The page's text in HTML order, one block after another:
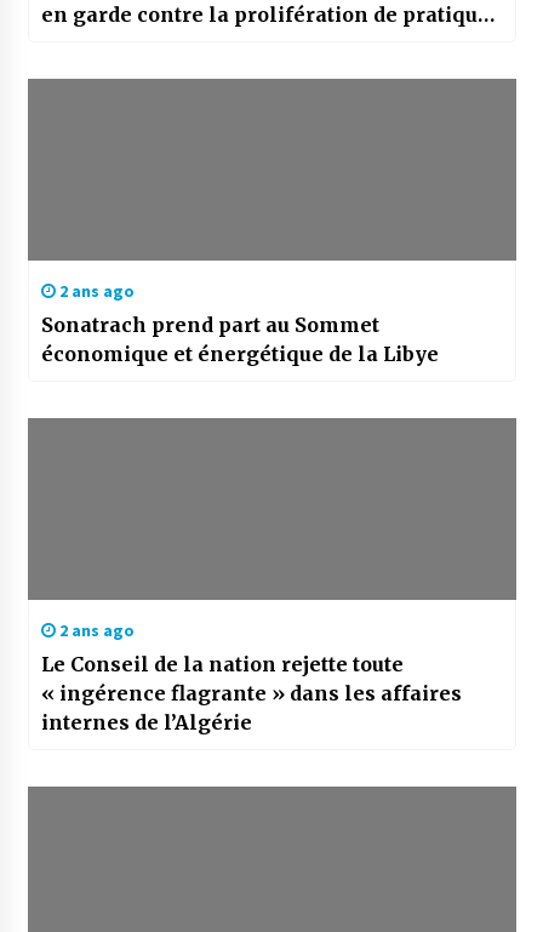
en garde contre la prolifération de pratiques
2 ans ago
Sonatrach prend part au Sommet
économique et énergétique de la Libye
2 ans ago
Le Conseil de la nation rejette toute
« ingérence flagrante » dans les affaires
internes de l’Algérie